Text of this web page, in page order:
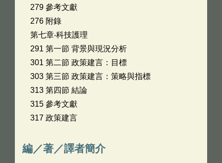
279 參考文獻
276 附錄
第七章‧科技護理
291 第一節 背景與現況分析
301 第二節 政策建言：目標
303 第三節 政策建言：策略與指標
313 第四節 結論
315 參考文獻
317 政策建言
編／著／譯者簡介